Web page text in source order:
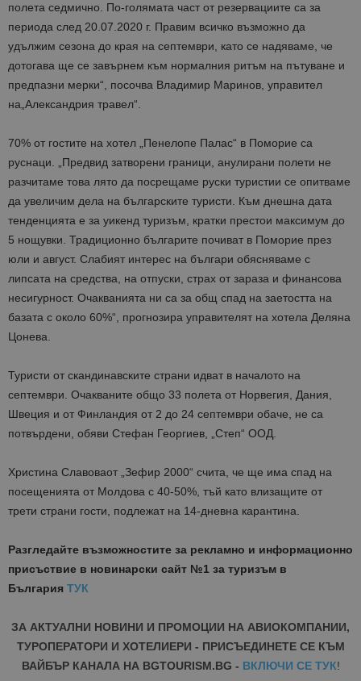
полета седмично. По-голямата част от резервациите са за
периода след 20.07.2020 г. Правим всичко възможно да
удължим сезона до края на септември, като се надяваме, че
дотогава ще се завърнем към нормалния ритъм на пътуване и
предпазни мерки“, посочва Владимир Маринов, управител
на„Александрия травел“.
70% от гостите на хотел „Пенелопе Палас“ в Поморие са
руснаци. „Предвид затворени граници, анулирани полети не
разчитаме това лято да посрещаме руски туристии се опитваме
да увеличим дела на българските туристи. Към днешна дата
тенденцията е за уикенд туризъм, кратки престои максимум до
5 нощувки. Традиционно българите почиват в Поморие през
юли и август. Слабият интерес на българи обясняваме с
липсата на средства, на отпуски, страх от зараза и финансова
несигурност. Очакванията ни са за общ спад на заетостта на
базата с около 60%“, прогнозира управителят на хотела Деляна
Цонева.
Туристи от скандинавските страни идват в началото на
септември. Очакваните общо 33 полета от Норвегия, Дания,
Швеция и от Финландия от 2 до 24 септември обаче, не са
потвърдени, обяви Стефан Георгиев, „Степ“ ООД.
Христина Славоваот „Зефир 2000“ счита, че ще има спад на
посещенията от Молдова с 40-50%, тъй като влизащите от
трети страни гости, подлежат на 14-дневна карантина.
Разгледайте възможностите за рекламно и информационно
присъствие в новинарски сайт №1 за туризъм в
България ТУК
ЗА АКТУАЛНИ НОВИНИ И ПРОМОЦИИ НА АВИОКОМПАНИИ,
ТУРОПЕРАТОРИ И ХОТЕЛИЕРИ - ПРИСЪЕДИНЕТЕ СЕ КЪМ
ВАЙБЪР КАНАЛА НА BGTOURISM.BG - ВКЛЮЧИ СЕ ТУК!